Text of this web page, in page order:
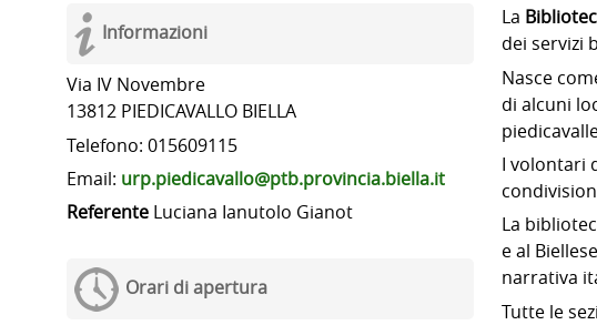
Informazioni
Via IV Novembre
13812 PIEDICAVALLO BIELLA
Telefono: 015609115
Email: urp.piedicavallo@ptb.provincia.biella.it
Referente Luciana Ianutolo Gianot
Orari di apertura
La
dei servizi
Nasce
di alcuni
I volontari
La
e al
narrativa
Tutte le